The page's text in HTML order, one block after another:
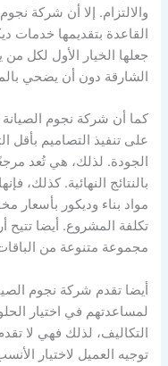
والالتزام. إلا أن شركة
القاعدة بتقديمها خدمات
جعلها الخيار الأول لكل
الشارقة دون أن يضحي
كما أن شركة نجوم
على تنفيذ التصاميم بأقل
الجودة. لذلك، هي تُعد
بالنتائج النهائية. كذلك،
مواد بناء وديكور بأسعار
تكلفة المشروع. أيضا
مجموعة متنوعة من
أيضا تقدم شركة نجوم
لمساعدتهم في اختيار
التكاليف، لذلك فهي لا
توجيه العميل لاختيار